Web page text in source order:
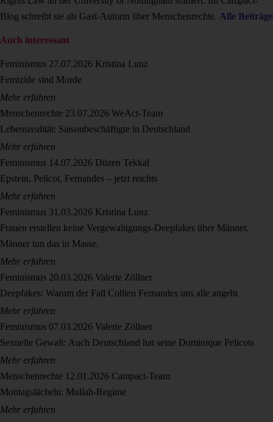
Blog schreibt sie als Gast-Autorin über Menschenrechte. Alle Beiträge
Auch interessant
Feminismus 27.07.2026 Kristina Lunz
Femizide sind Morde
Mehr erfahren
Menschenrechte 23.07.2026 WeAct-Team
Lebensrealität: Saisonbeschäftigte in Deutschland
Mehr erfahren
Feminismus 14.07.2026 Düzen Tekkal
Epstein, Pelicot, Fernandes – jetzt reichts
Mehr erfahren
Feminismus 31.03.2026 Kristina Lunz
Frauen erstellen keine Vergewaltigungs-Deepfakes über Männer.
Männer tun das in Masse.
Mehr erfahren
Feminismus 20.03.2026 Valerie Zöllner
Deepfakes: Warum der Fall Collien Fernandes uns alle angeht
Mehr erfahren
Feminismus 07.03.2026 Valerie Zöllner
Sexuelle Gewalt: Auch Deutschland hat seine Dominique Pelicots
Mehr erfahren
Menschenrechte 12.01.2026 Campact-Team
Montagslächeln: Mullah-Regime
Mehr erfahren